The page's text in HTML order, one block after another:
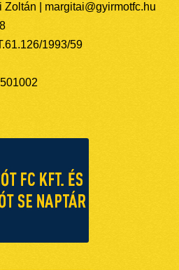
Zoltán | margitai@gyirmotfc.hu
1993/59